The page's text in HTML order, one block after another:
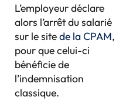
L’employeur déclare
alors l’arrêt du salarié
sur le sitede la CPAM,
pour que celui-ci
bénéficie de
l’indemnisation
classique.